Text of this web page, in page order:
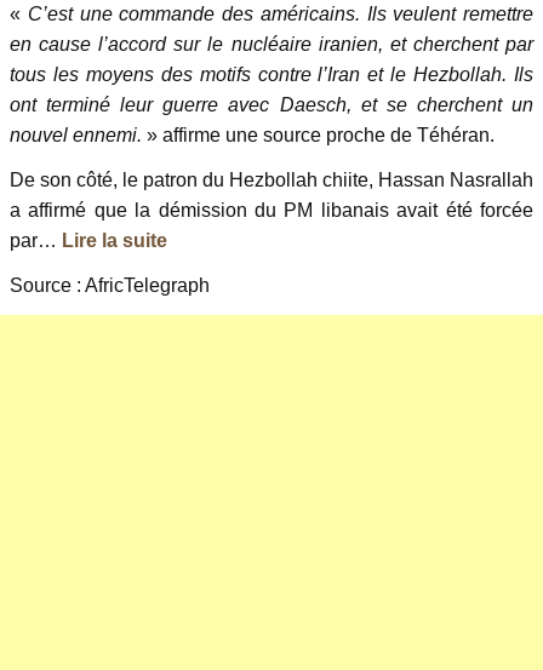
« C’est une commande des américains. Ils veulent remettre
en cause l’accord sur le nucléaire iranien, et cherchent par
tous les moyens des motifs contre l’Iran et le Hezbollah. Ils
ont terminé leur guerre avec Daesch, et se cherchent un
nouvel ennemi. » affirme une source proche de Téhéran.
De son côté, le patron du Hezbollah chiite, Hassan Nasrallah
a affirmé que la démission du PM libanais avait été forcée
par… Lire la suite
Source : AfricTelegraph